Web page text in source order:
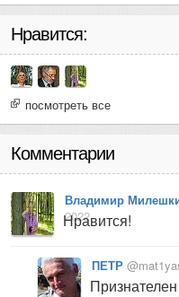
Нравится:
посмотреть все
Комментарии
Владимир
2022
Нравится!
ПЕТР